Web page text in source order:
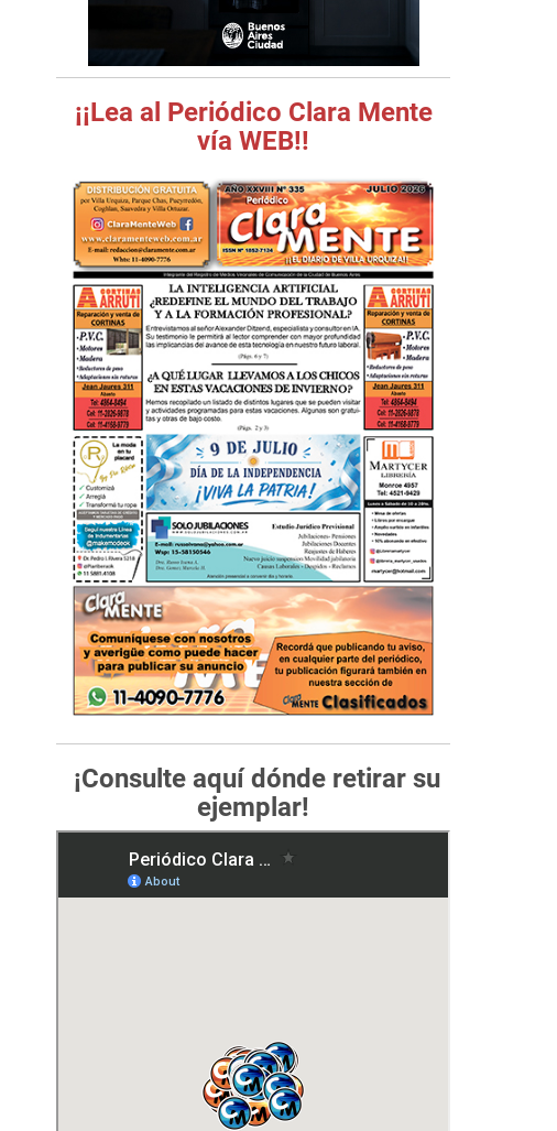
¡¡Lea al Periódico Clara Mente
vía WEB!!
¡Consulte aquí dónde retirar su
ejemplar!